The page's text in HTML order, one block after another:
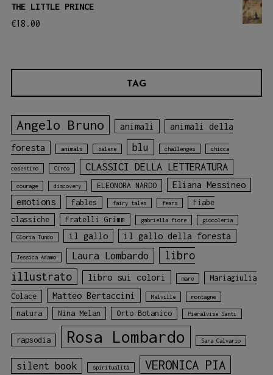
THE LITTLE PRINCE
€18.00
TAG
Angelo Bruno animali animali della
foresta animals balene blu challenges chicca
cosentino Circo CLASSICI DELLA LETTERATURA
courage discovery ELEONORA NARDO
Eliana Messineo
emotions
fables fairy tales fears
Fiabe
classiche
Fratelli Grimm gabriella fiore giocoleria
Gloria Tundo il gallo il gallo della foresta
Jessica Adamo Laura Lombardo
libro
illustrato
libro sui colori mare
Mariagiulia
Colace
Matteo Bertaccini Melville montagne
natura Nina Melan Orto Botanico Pieralvise Santi
rapsodia Rosa Lombardo Sara Calvario
silent book spiritualità VERONICA PIA